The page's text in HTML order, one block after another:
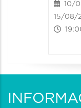
10/
15/08/